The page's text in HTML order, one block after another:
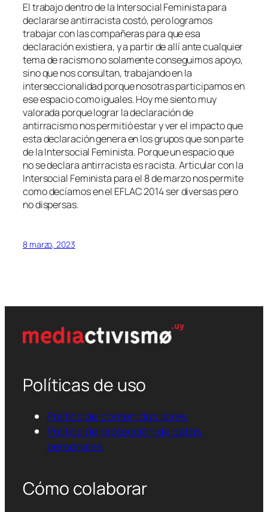
El trabajo dentro de la Intersocial Feminista para
declararse antirracista costó, pero logramos
trabajar con las compañeras para que esa
declaración existiera, y a partir de allí ante cualquier
tema de racismo no solamente conseguimos apoyo,
sino que nos consultan, trabajando en la
interseccionalidad porque nosotras participamos en
ese espacio como iguales. Hoy me siento muy
valorada porque lograr la declaración de
antirracismo nos permitió estar y ver el impacto que
esta declaración genera en los grupos que son parte
de la Intersocial Feminista. Porque un espacio que
no se declara antirracista es racista. Articular con la
Intersocial Feminista para el 8 de marzo nos permite
como decíamos en el EFLAC 2014 serdiversas pero
no dispersas.
8 marzo, 2023
Políticas de uso
Política de contenidos libres
Política de protección de datos
personales
Cómo colaborar